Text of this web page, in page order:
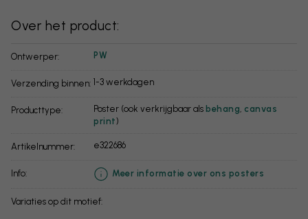
Over het product:
Ontwerper: PW
Verzending binnen: 1-3 werkdagen
Producttype: Poster (ook verkrijgbaar als behang canvas
print)
Artikelnummer: e322686
info: Meer informatie over ons posters
Variaties op dit motief: